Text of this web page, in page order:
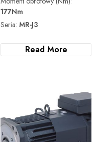
177Nm
Seria:MR-J3
Read More